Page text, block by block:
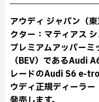
アウディ ジャパン（
クター：マティアス
プレミアムアッパー
（BEV）であるAudi
レードのAudi S6 e-
ウディ正規ディーラ